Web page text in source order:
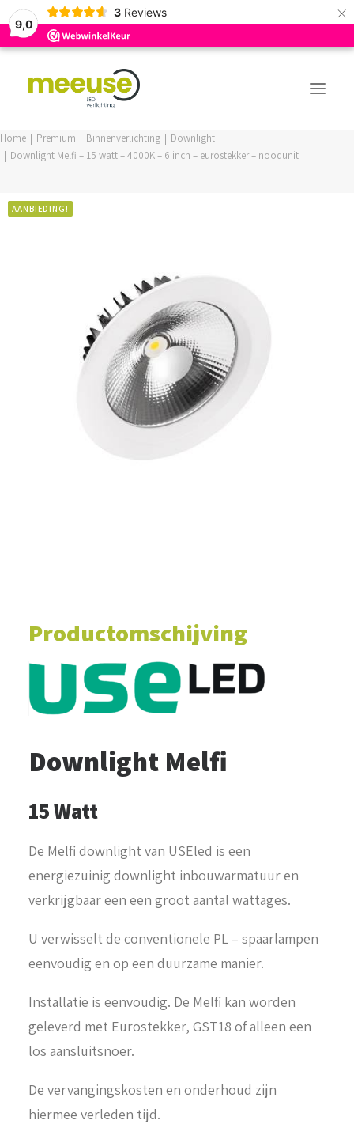
9,0
3 Reviews ×
BUDGET ASSORTIMENT
LOGIN / REGISTER
WINKELWAGEN
Home Premium Binnenverlichting
Downlight
Downlight Melfi – 15 watt – 4000K – 6 inch – eurostekker – noodunit
AANBIEDING!
Productomschijving
Downlight Melfi
15 Watt
De Melfi downlight van USEled is een
energiezuinig downlight inbouwarmatuur en
verkrijgbaar een een groot aantal wattages.
U verwisselt de conventionele PL – spaarlampen
eenvoudig en op een duurzame manier.
Installatie is eenvoudig. De Melfi kan worden
geleverd met Eurostekker, GST18 of alleen een
los aansluitsnoer.
De vervangingskosten en onderhoud zijn
hiermee verleden tijd.